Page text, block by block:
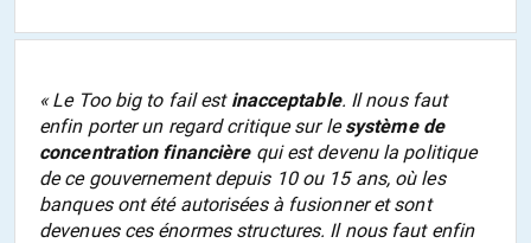
«Le Too big to failest inacceptable. Il nous faut
enfin porter un regard critique sur lesystème de
concentration financière qui est devenu la politique
de ce gouvernement depuis 10 ou 15 ans, où les
banques ont été autorisées à fusionner et sont
devenues ces énormes structures. Il nous faut enfin